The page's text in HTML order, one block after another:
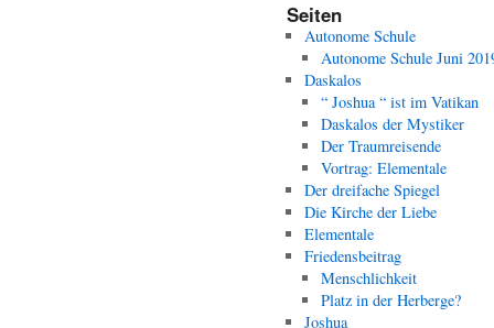
Seiten
Autonome Schule
Autonome Schule Juni
Daskalos
“ Joshua “ ist im Vatikan
Daskalos der Mystiker
Der Traumreisende
Vortrag: Elementale
Der dreifache Spiegel
Die Kirche der Liebe
Elementale
Friedensbeitrag
Menschlichkeit
Platz in der Herberge?
Joshua